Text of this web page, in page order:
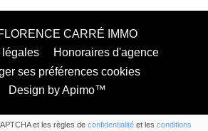
CARRÉ IMMO
légales
Honoraires d'agence
ses préférences cookies
Design byApimo™
et les règles de confidentialitéet les conditions